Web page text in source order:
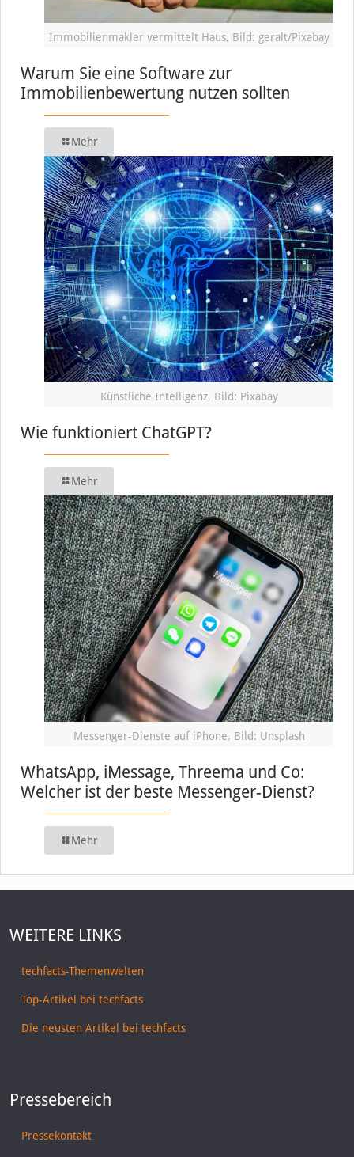
Immobilienmakler vermittelt Haus, Bild: geralt/Pixabay
Warum Sie eine Software zur
Immobilienbewertung nutzen sollten
Mehr
Künstliche Intelligenz, Bild: Pixabay
Wie funktioniert ChatGPT?
Mehr
Messenger-Dienste auf iPhone, Bild: Unsplash
WhatsApp, iMessage, Threema und Co:
Welcher ist der beste Messenger-Dienst?
Mehr
WEITERE LINKS
techfacts-Themenwelten
Top-Artikel bei techfacts
Die neusten Artikel bei techfacts
Pressebereich
Pressekontakt